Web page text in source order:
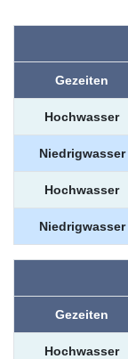
Gezeiten
Hochwasser
Niedrigwasser
Hochwasser
Niedrigwasser
Gezeiten
Hochwasser